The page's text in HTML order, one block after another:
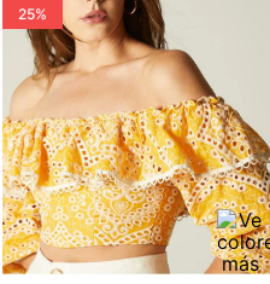
25%